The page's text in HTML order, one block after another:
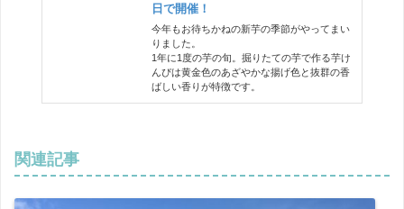
日で開催！
今年もお待ちかねの新芋の季節がやってまい
りました。
1年に1度の芋の旬。掘りたての芋で作る芋け
んぴは黄金色のあざやかな揚げ色と抜群の香
ばしい香りが特徴です。
関連記事